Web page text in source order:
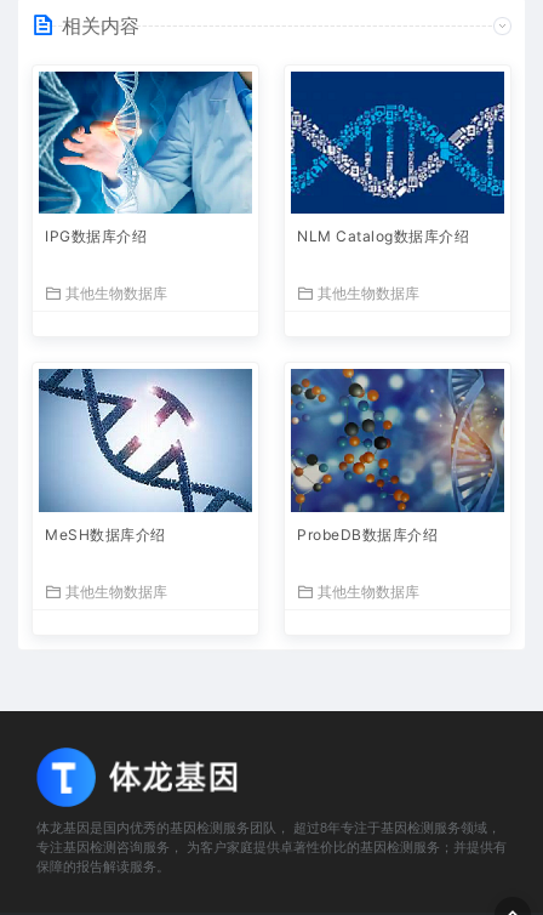
相关内容
IPG数据库介绍
其他生物数据库
NLM Catalog数据库介绍
其他生物数据库
MeSH数据库介绍
其他生物数据库
ProbeDB数据库介绍
其他生物数据库
体龙基因是国内优秀的基因检测服务团队， 超过8年专注于基因检测服务领域，
专注基因检测咨询服务， 为客户家庭提供卓著性价比的基因检测服务；并提供有
保障的报告解读服务。